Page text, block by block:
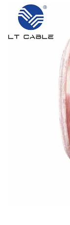
Реални
проводимост
което
прилагане,
жици в